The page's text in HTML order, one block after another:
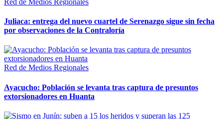
Red de Medios Regionales
Juliaca: entrega del nuevo cuartel de Serenazgo sigue sin fecha
por observaciones de la Contraloría
Red de Medios Regionales
Ayacucho: Población se levanta tras captura de presuntos
extorsionadores en Huanta